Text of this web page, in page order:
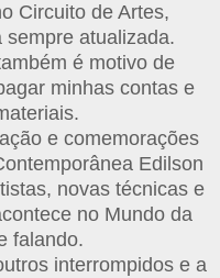
Circuito de Artes,
sempre atualizada.
é motivo de
minhas contas e
e comemorações
Edilson
novas técnicas e
no Mundo da
falando.
interrompidos e a